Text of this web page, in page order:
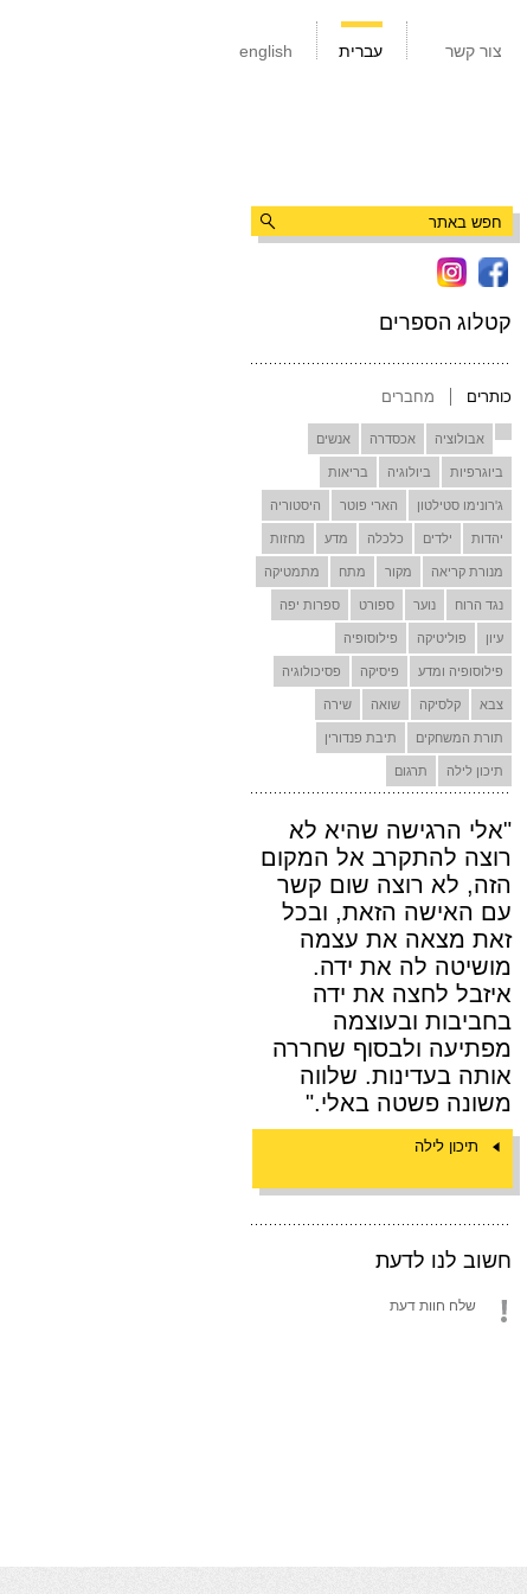
english עברית צור קשר
קטלוג הספרים
כותרים מחברים
אבולוציה אכסדרה אנשים
ביוגרפיות ביולוגיה בריאות
ג'רונימו סטילטון הארי פוטר היסטוריה
יהדות ילדים כלכלה מדע מחזות
מנורת קריאה מקור מתח מתמטיקה
נגד הרוח נוער ספורט ספרות יפה
עיון פוליטיקה פילוסופיה
פילוסופיה ומדע פיסיקה פסיכולוגיה
צבא קלסיקה שואה שירה
תורת המשחקים תיבת פנדורין
תיכון לילה תרגום
"אלי הרגישה שהיא לא
רוצה להתקרב אל המקום
הזה, לא רוצה שום קשר
עם האישה הזאת, ובכל
זאת מצאה את עצמה
מושיטה לה את ידה.
איזבל לחצה את ידה
בחביבות ובעוצמה
מפתיעה ולבסוף שחררה
אותה בעדינות. שלווה
משונה פשטה באלי."
תיכון לילה
חשוב לנו לדעת
שלח חוות דעת